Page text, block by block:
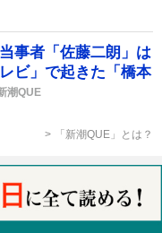
事者「佐藤二朗」は
ビ」で起きた「橋本
潮QUE
「新潮QUE」とは？